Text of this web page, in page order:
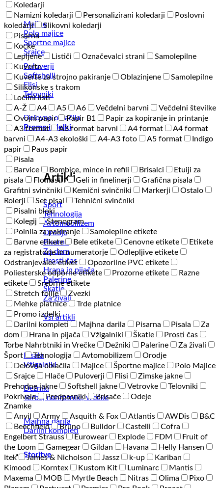
Majice
Polo majice
Športne majice
Srajce
Puloverji
Softshelli
Flisi
Telovniki
Delovna oblačila
Promo izdelki
Artikli
Šport
Tehnologija
Avtomobilizem
Orodje
Pisarna
Za dom
Prosti čas
Hrana in pijača
Palerine
Škatle
Za živali
Vsi artikli
Pisala
Vžigalniki
Dežniki
Torbe, nahrbtniki, vrečke
Majhna darila
Darilni kompleti
Storitve
Koledarji
Namizni koledarji
Personalizirani koledarji
Poslovni
koledarji
Slikovni koledarji
Pisarna
Kocke
Lepljene
Lističi Označevalci strani
Samolepilne
Kuverte
Kuverte za strojno pakiranje
Oblazinjene
Samolepilne
Silikonske s trakom
Ločilni listi
A-Ž
A4 A5 A6 Večdelni barvni
Večdelni številke
Ovojni papir
Papir B1
Papir za kopiranje in printanje
A3 format
A3 format barvni A4 format
A4 format
barvni
A4-A3 ekološki A4-A3 foto A5 format
Indigo
papir
Paus papir
Pisala
Barvice
Bombice, mince in refili Brisalci
Etuiji za
pisala
Flomastri Geli in finelinerji
Grafična pisala
Grafitni svinčniki
Kemični svinčniki Markerji
Ostalo
Rolerji
Set pisal
Tehnični svinčniki
Pisalni bloki
Kolegij
Stenogram
Polnila za pakiranje
Samolepilne etikete
Barvne etikete
Bele etikete Cenovne etikete
Etikete
za registratorje in numeratorje
Odlepljive etikete
Odstranjevalec etiket
Opozorilne PVC etikete
Poliesterske odporne etikete
Prozorne etikete
Razne
etikete
Srebrne etikete
Stretch folije
Zvezki
Mehke platnice
Trde platnice
Promo izdelki
Darilni kompleti
Majhna darila Pisarna Pisala
Za
dom
Hrana in pijača Vžigalniki Škatle
Prosti čas
Torbe Nahrbtniki in Vrečke
Dežniki Palerine
Za živali
Šport
Tehnologija Avtomobilizem
Orodje
Delovna oblačila
Majice Športne majice
Polo Majice
Srajce
Hlače Puloverji Flisi
Zimske jakne
Prehodne jakne
Softshell jakne Vetrovke
Telovniki
Pokrivala
Predpasniki Brisače
Odeje
Znamke
Anvil
Army Asquith & Fox Atlantis AWDis
B&C
Beechfield
Bruno Bulldor Castelli
Cofra
Engelbert Strauss
Eurowear Explode FDM
Fruit of
the Loom
Gamegear Gildan Havana
Helly Hansen
Itek
James & Nicholson Jassz k-up
Kariban
Kimood
Korntex Kustom Kit Luminarc
Mantis
Maxema
MOB Myrtle Beach Nitras Olima
Pixo